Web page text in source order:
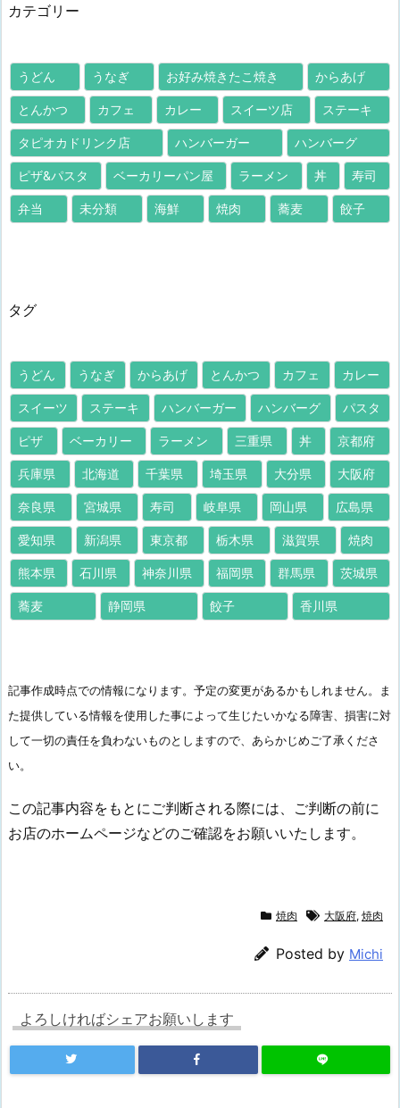
カテゴリー
うどん うなぎ お好み焼きたこ焼き からあげ
とんかつ カフェ カレー スイーツ店 ステーキ
タピオカドリンク店 ハンバーガー ハンバーグ
ピザ&パスタ ベーカリーパン屋 ラーメン 丼 寿司
弁当 未分類 海鮮 焼肉 蕎麦 餃子
タグ
うどん うなぎ からあげ とんかつ カフェ カレー
スイーツ ステーキ ハンバーガー ハンバーグ パスタ
ピザ ベーカリー ラーメン 三重県 丼 京都府
兵庫県 北海道 千葉県 埼玉県 大分県 大阪府
奈良県 宮城県 寿司 岐阜県 岡山県 広島県
愛知県 新潟県 東京都 栃木県 滋賀県 焼肉
熊本県 石川県 神奈川県 福岡県 群馬県 茨城県
蕎麦 静岡県 餃子 香川県
記事作成時点での情報になります。予定の変更があるかもしれません。ま
た提供している情報を使用した事によって生じたいかなる障害、損害に対
して一切の責任を負わないものとしますので、あらかじめご了承くださ
い。
この記事内容をもとにご判断される際には、ご判断の前に
お店のホームページなどのご確認をお願いいたします。
焼肉 大阪府, 焼肉
Posted by Michi
よろしければシェアお願いします